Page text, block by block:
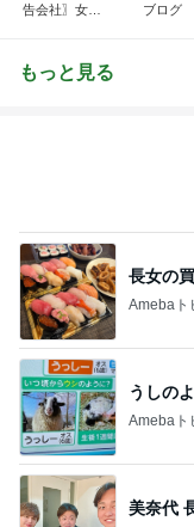
告会社〗女社
ブログ
もっと見る
長女の
Amebaト
うしの
Amebaト
美奈代